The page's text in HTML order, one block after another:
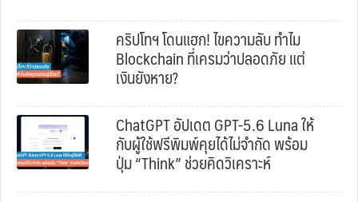
คริปโทฯ โดนแฮก! ไขความลับ ทำไม
Blockchain ที่เครมว่าปลอดภัย แต่
เงินยังหาย?
ChatGPT อัปเดต GPT-5.6 Luna ให้
กับผู้ใช้ฟรีพิมพ์คุยได้ไม่จำกัด พร้อม
ปุ่ม “Think” ช่วยคิดวิเคราะห์